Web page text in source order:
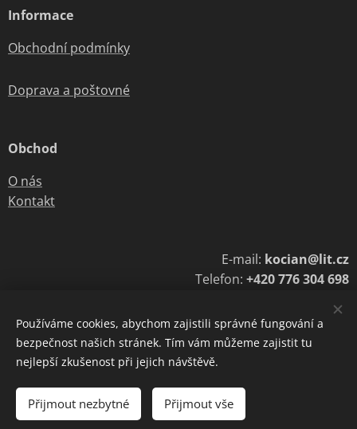
Do košíku
Informace
Obchodní podmínky
Doprava a poštovné
Obchod
O nás
Kontakt
E-mail: kocian@lit.cz
Telefon: +420 776 304 698
Cookies
Používáme cookies, abychom zajistili správné fungování a
bezpečnost našich stránek. Tím vám můžeme zajistit tu
nejlepší zkušenost při jejich návštěvě.
Přijmout nezbytné Přijmout vše